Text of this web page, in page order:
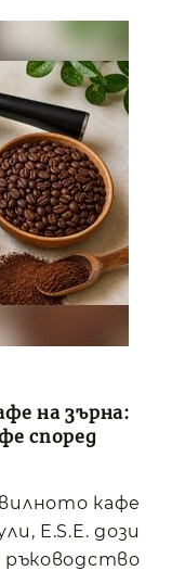
на зърна:
според
кафе
E.S.E. дози
ръководство